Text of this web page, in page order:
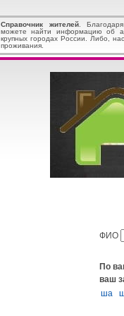
Справочник жителей.
можете найти информацию об
крупных городах России. Либо,
проживания.
ФИО
По
ваш
ша